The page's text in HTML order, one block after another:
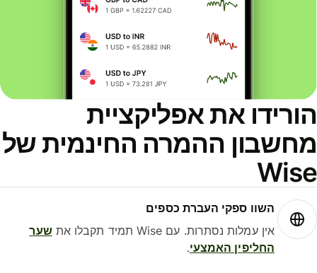
את אפליקציית
ההמרה החינמית של
השוו ספקי העברת כספים
אין עמלות נסתרות. עם Wise תמיד תקבלו את
שער
החליפין האמצעי.